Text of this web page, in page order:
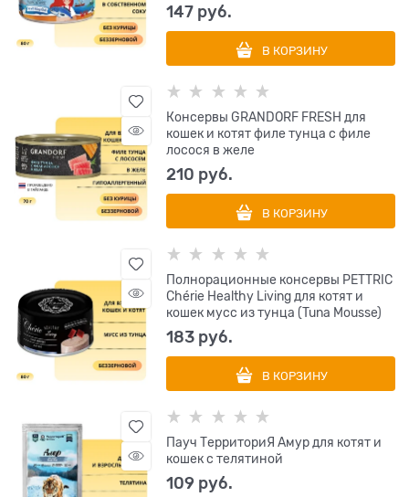
147 руб.
В КОРЗИНУ
Консервы GRANDORF FRESH для
кошек и котят филе тунца с филе
лосося в желе
210 руб.
В КОРЗИНУ
Полнорационные консервы PETTRIC
Chérie Healthy Living для котят и
кошек мусс из тунца (Tuna Mousse)
183 руб.
В КОРЗИНУ
Пауч ТерриториЯ Амур для котят и
кошек с телятиной
109 руб.